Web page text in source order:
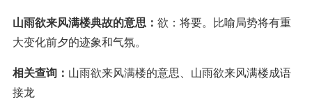
山雨欲来风满楼典故的意思： 欲：将要。比喻局势将有重
大变化前夕的迹象和气氛。
相关查询： 山雨欲来风满楼的意思、山雨欲来风满楼成语
接龙